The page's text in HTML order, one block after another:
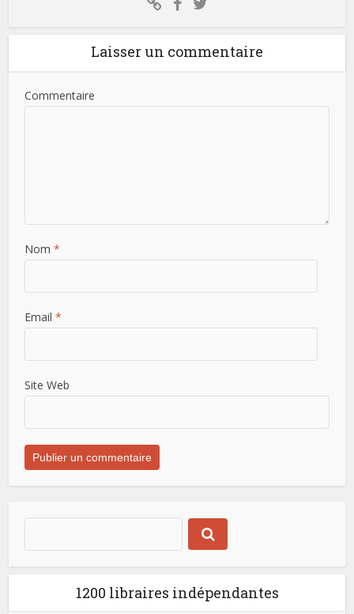
Laisser un commentaire
Commentaire
Nom *
Email *
Site Web
1200 libraires indépendantes